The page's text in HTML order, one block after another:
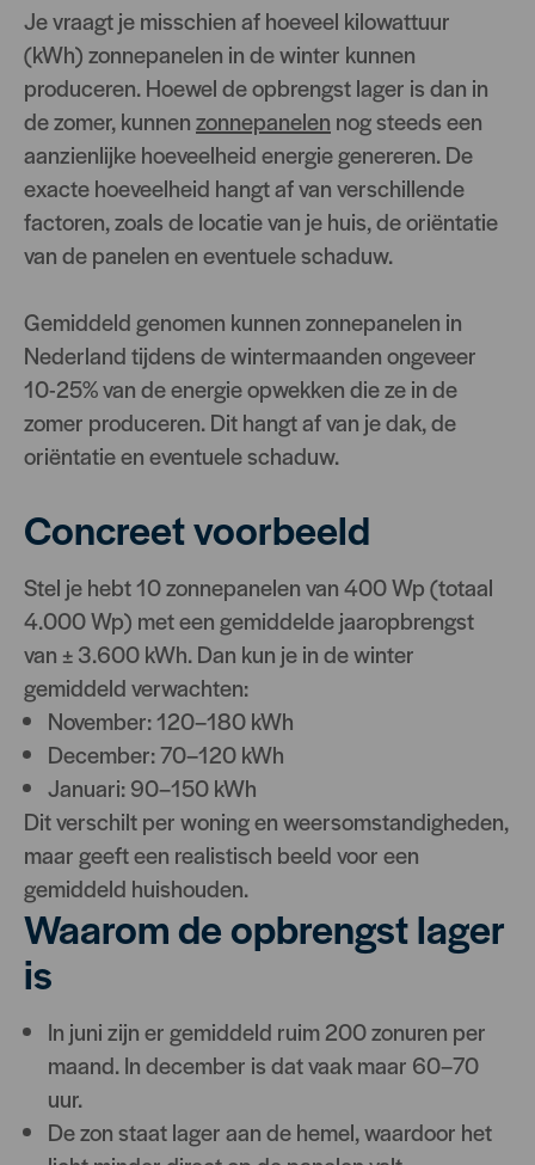
Je vraagt je misschien af hoeveel kilowattuur
(kWh) zonnepanelen in de winter kunnen
produceren. Hoewel de opbrengst lager is dan in
de zomer, kunnenzonnepanelen nog steeds een
aanzienlijke hoeveelheid energie genereren. De
exacte hoeveelheid hangt af van verschillende
factoren, zoals de locatie van je huis, de oriëntatie
van de panelen en eventuele schaduw.
Gemiddeld genomen kunnen zonnepanelen in
Nederland tijdens de wintermaanden ongeveer
10-25% van de energie opwekken die ze in de
zomer produceren. Dit hangt af van je dak, de
oriëntatie en eventuele schaduw.
Concreet voorbeeld
Stel je hebt 10 zonnepanelen van 400 Wp (totaal
4.000 Wp) met een gemiddelde jaaropbrengst
van ± 3.600 kWh. Dan kun je in de winter
gemiddeld verwachten:
November: 120–180 kWh
December: 70–120 kWh
Januari: 90–150 kWh
Dit verschilt per woning en weersomstandigheden,
maar geeft een realistisch beeld voor een
gemiddeld huishouden.
Waarom de opbrengst lager
is
In juni zijn er gemiddeld ruim 200 zonuren per
maand. In december is dat vaak maar 60–70
uur.
De zon staat lager aan de hemel, waardoor het